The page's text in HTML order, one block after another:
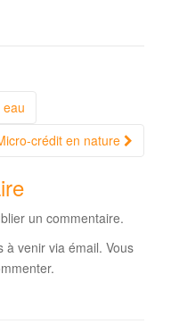
crédit en nature
un commentaire.
à venir via émail. Vous